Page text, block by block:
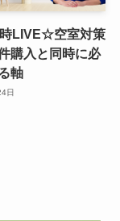
LIVE☆空室対策
購入と同時に必
軸
日